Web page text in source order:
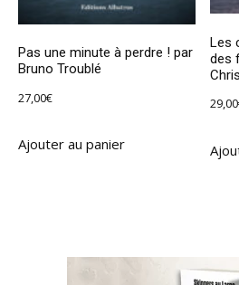
Pas une minute à perdre ! par
Bruno Troublé
27,00€
Ajouter au panier
Les
des
29,00